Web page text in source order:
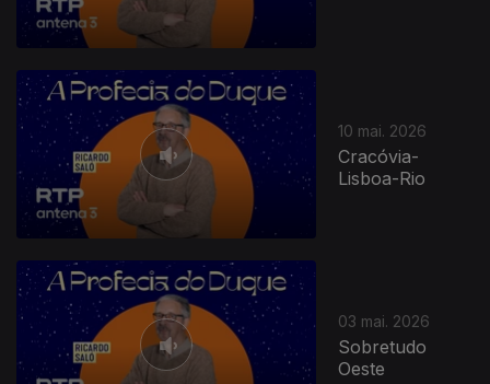
10 mai. 2026
Cracóvia-
Lisboa-Rio
03 mai. 2026
Sobretudo
Oeste